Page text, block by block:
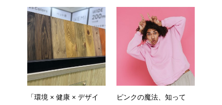
「環境 × 健康 × デザイ
ピンクの魔法、知って